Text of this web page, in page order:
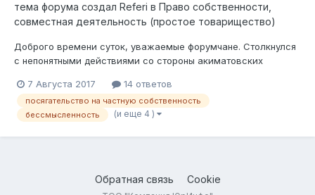
тема форума создал Referi в Право собственности,
совместная деятельность (простое товарищество)
Доброго времени суток, уважаемые форумчане. Столкнулся
с непонятными действиями со стороны акиматовских
программе по сносу заборов, пытаются снести забор нашей
фирмы, расположенной за з/у под право частной
собственности на имя учредителя фирмы....
7 Августа 2017 14 ответов
посягательство на частную собственность
бессмысленность
(и еще 4 )
Обратная связь Cookie